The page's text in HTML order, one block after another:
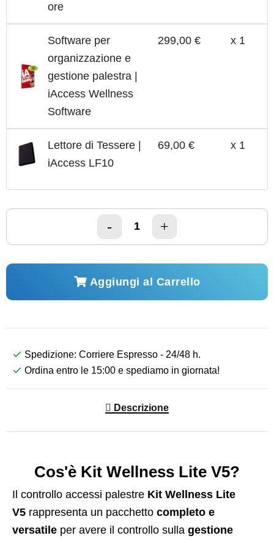
ore
Software per
organizzazione e
gestione palestra |
iAccess Wellness
Software
299,00 € x 1
Lettore di Tessere |
iAccess LF10
69,00 € x 1
Aggiungi al Carrello
Spedizione: Corriere Espresso - 24/48 h.
Ordina entro le 15:00 e spediamo in giornata!
Descrizione
Cos'è Kit Wellness Lite V5?
Il controllo accessi palestre Kit Wellness Lite
V5 rappresenta un pacchetto completo e
versatile per avere il controllo sulla gestione